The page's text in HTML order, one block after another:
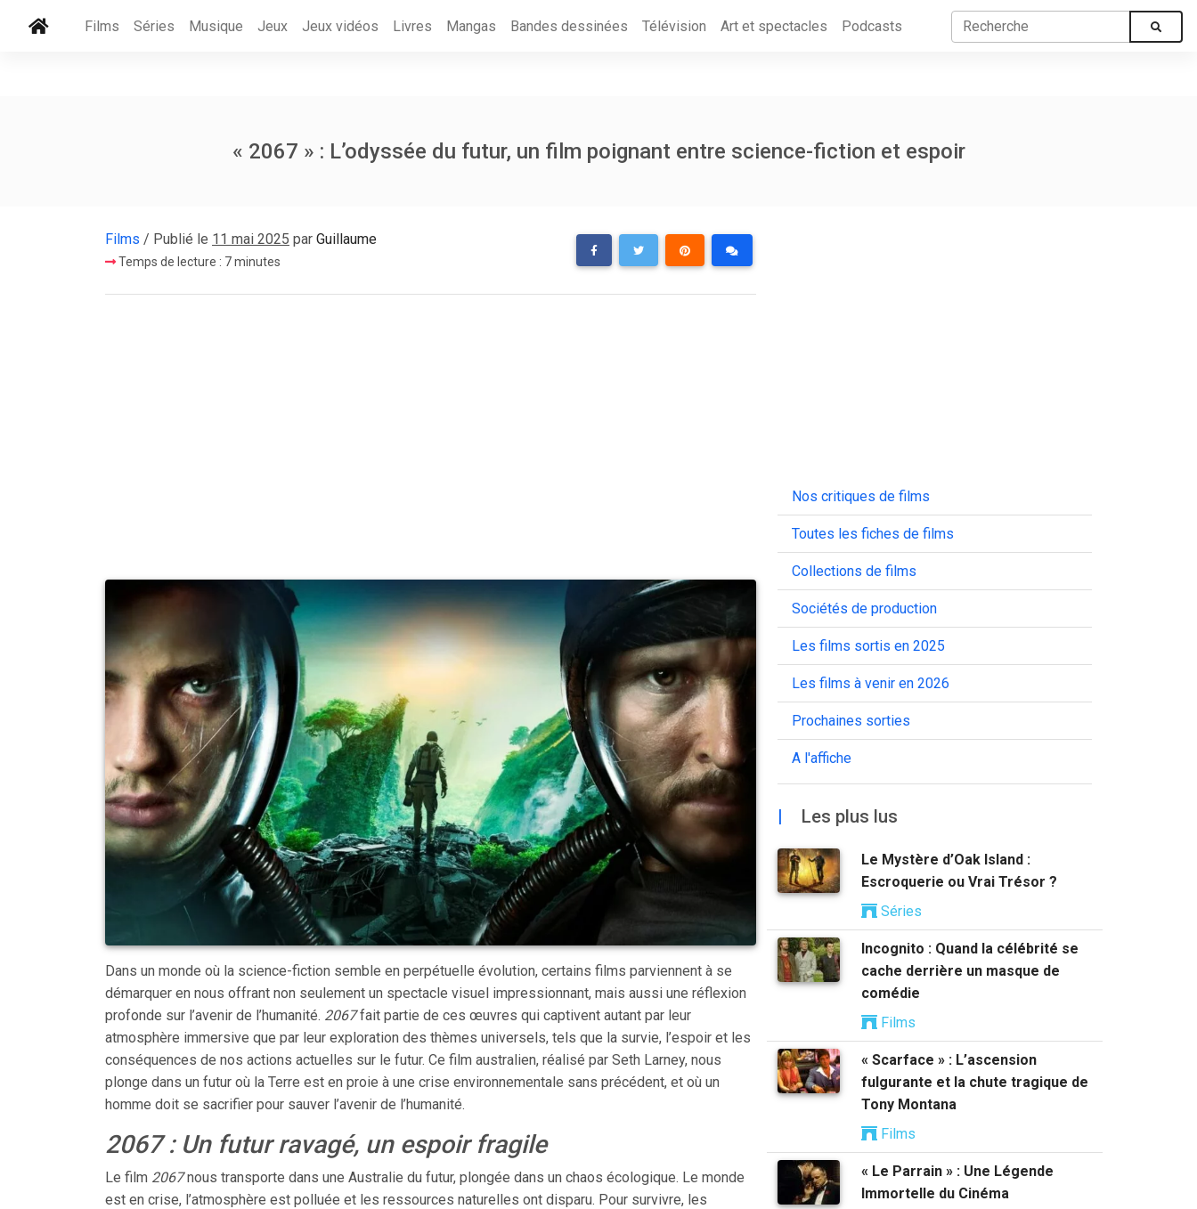
Films Séries Musique Jeux Jeux vidéos Livres Mangas Bandes dessinées Télévision Art et spectacles Podcasts
« 2067 » : L’odyssée du futur, un film poignant entre science-fiction et espoir
Films / Publié le 11 mai 2025 par Guillaume
Temps de lecture : 7 minutes
Dans un monde où la science-fiction semble en perpétuelle évolution, certains films parviennent à se
démarquer en nous offrant non seulement un spectacle visuel impressionnant, mais aussi une réflexion
profonde sur l’avenir de l’humanité. 2067fait partie de ces œuvres qui captivent autant par leur
atmosphère immersive que par leur exploration des thèmes universels, tels que la survie, l’espoir et les
conséquences de nos actions actuelles sur le futur. Ce film australien, réalisé par Seth Larney, nous
plonge dans un futur où la Terre est en proie à une crise environnementale sans précédent, et où un
homme doit se sacrifier pour sauver l’avenir de l’humanité.
2067 : Un futur ravagé, un espoir fragile
Le film 2067nous transporte dans une Australie du futur, plongée dans un chaos écologique. Le monde
est en crise, l’atmosphère est polluée et les ressources naturelles ont disparu. Pour survivre, les
Nos critiques de films
Toutes les fiches de films
Collections de films
Sociétés de production
Les films sortis en 2025
Les films à venir en 2026
Prochaines sorties
A l'affiche
| Les plus lus
Le Mystère d’Oak Island :
Escroquerie ou Vrai Trésor ?
Séries
Incognito : Quand la célébrité se
cache derrière un masque de
comédie
Films
« Scarface » : L’ascension
fulgurante et la chute tragique de
Tony Montana
Films
« Le Parrain » : Une Légende
Immortelle du Cinéma